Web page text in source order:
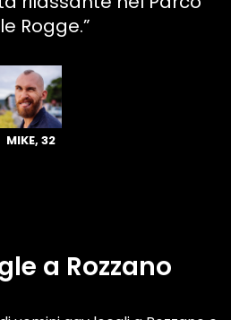
Rogge.”
MIKE, 32
a Rozzano